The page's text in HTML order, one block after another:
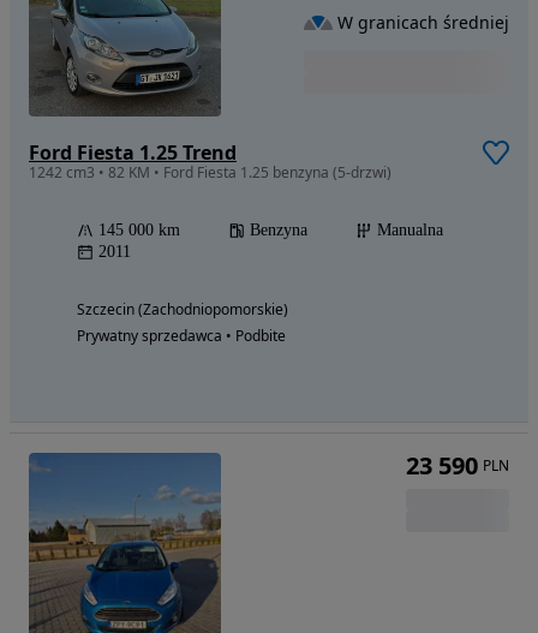
Ford Fiesta 1.25 Trend
1242 cm3 • 82 KM • Ford Fiesta 1.25 benzyna (5-drzwi)
145 000 km Benzyna
Manualna
2011
Szczecin (Zachodniopomorskie)
Prywatny sprzedawca • Podbite
W granicach średniej
23 590 PLN